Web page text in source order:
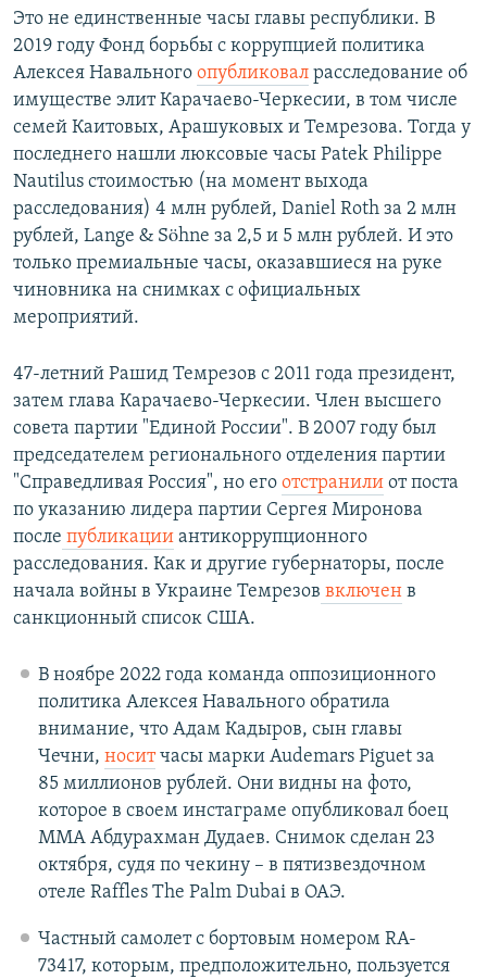
Это не единственные часы главы республики. В
2019 году Фонд борьбы с коррупцией политика
Алексея Навального опубликовал расследование об
имуществе элит Карачаево-Черкесии, в том числе
семей Каитовых, Арашуковых и Темрезова. Тогда у
последнего нашли люксовые часы Patek Philippe
Nautilus стоимостью (на момент выхода
расследования) 4 млн рублей, Daniel Roth за 2 млн
рублей, Lange & Söhne за 2,5 и 5 млн рублей. И это
только премиальные часы, оказавшиеся на руке
чиновника на снимках с официальных
мероприятий.
47-летний Рашид Темрезов с 2011 года президент,
затем глава Карачаево-Черкесии. Член высшего
совета партии "Единой России". В 2007 году был
председателем регионального отделения партии
"Справедливая Россия", но его отстранили от поста
по указанию лидера партии Сергея Миронова
после публикации антикоррупционного
расследования. Как и другие губернаторы, после
начала войны в Украине Темрезов включен в
санкционный список США.
В ноябре 2022 года команда оппозиционного
политика Алексея Навального обратила
внимание, что Адам Кадыров, сын главы
Чечни, носитчасы марки Audemars Piguet за
85 миллионов рублей. Они видны на фото,
которое в своем инстаграме опубликовал боец
ММА Абдурахман Дудаев. Снимок сделан 23
октября, судя по чекину – в пятизвездочном
отеле Raffles The Palm Dubai в ОАЭ.
Частный самолет с бортовым номером RA-
73417, которым, предположительно, пользуется